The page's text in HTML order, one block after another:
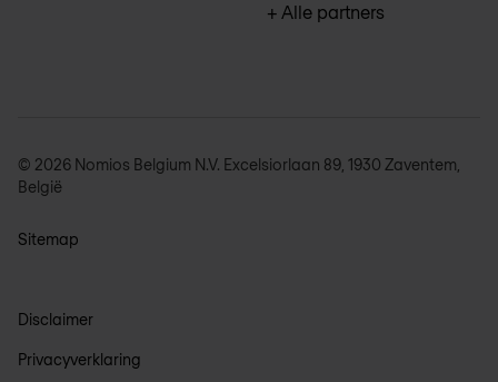
+ Alle partners
© 2026 Nomios Belgium N.V. Excelsiorlaan 89, 1930 Zaventem,
België
Sitemap
Disclaimer
Privacyverklaring